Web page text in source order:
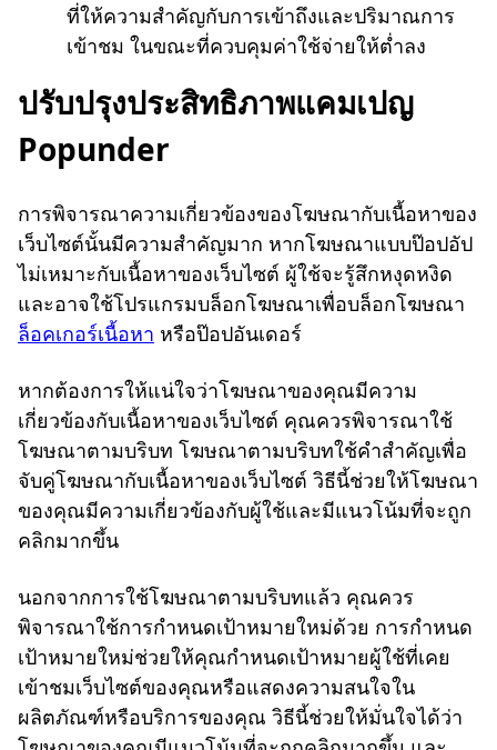
ที่ให้ความสำคัญกับการเข้าถึงและปริมาณการ
เข้าชม ในขณะที่ควบคุมค่าใช้จ่ายให้ต่ำลง
ปรับปรุงประสิทธิภาพแคมเปญ
Popunder
การพิจารณาความเกี่ยวข้องของโฆษณากับเนื้อหาของ
เว็บไซต์นั้นมีความสำคัญมาก หากโฆษณาแบบป๊อปอัป
ไม่เหมาะกับเนื้อหาของเว็บไซต์ ผู้ใช้จะรู้สึกหงุดหงิด
และอาจใช้โปรแกรมบล็อกโฆษณาเพื่อบล็อกโฆษณา
ล็อคเกอร์เนื้อหา หรือป๊อปอันเดอร์
หากต้องการให้แน่ใจว่าโฆษณาของคุณมีความ
เกี่ยวข้องกับเนื้อหาของเว็บไซต์ คุณควรพิจารณาใช้
โฆษณาตามบริบท โฆษณาตามบริบทใช้คำสำคัญเพื่อ
จับคู่โฆษณากับเนื้อหาของเว็บไซต์ วิธีนี้ช่วยให้โฆษณา
ของคุณมีความเกี่ยวข้องกับผู้ใช้และมีแนวโน้มที่จะถูก
คลิกมากขึ้น
นอกจากการใช้โฆษณาตามบริบทแล้ว คุณควร
พิจารณาใช้การกำหนดเป้าหมายใหม่ด้วย การกำหนด
เป้าหมายใหม่ช่วยให้คุณกำหนดเป้าหมายผู้ใช้ที่เคย
เข้าชมเว็บไซต์ของคุณหรือแสดงความสนใจใน
ผลิตภัณฑ์หรือบริการของคุณ วิธีนี้ช่วยให้มั่นใจได้ว่า